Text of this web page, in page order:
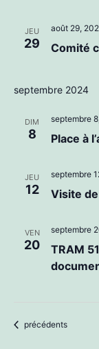
JEU
29 Comité
août 29,
septembre 2024
DIM
8 Place à
septembre
JEU
12 Visite
septembre
VEN
20
TRAM
septembre
Évènements
précédents